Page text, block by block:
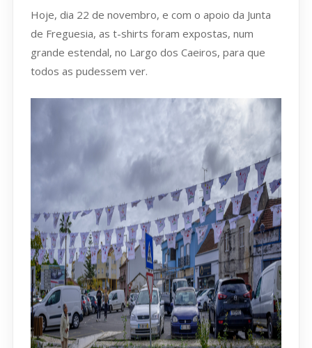
Hoje, dia 22 de novembro, e com o apoio da Junta
de Freguesia, as t-shirts foram expostas, num
grande estendal, no Largo dos Caeiros, para que
todos as pudessem ver.